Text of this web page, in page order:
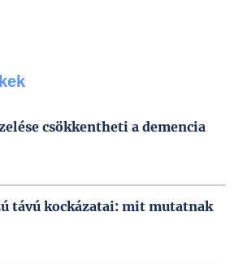
csökkentheti a demencia
távú kockázatai: mit mutatnak